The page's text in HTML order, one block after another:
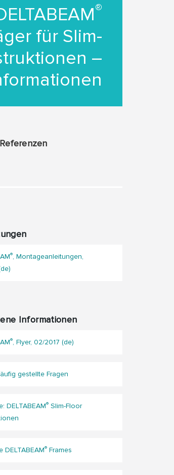
®
für Slim-
–
Referenzen
®, Montageanleitungen,
Informationen
®, Flyer, 02/2017 (de)
gestellte Fragen
DELTABEAM® Slim-Floor
DELTABEAM® Frames